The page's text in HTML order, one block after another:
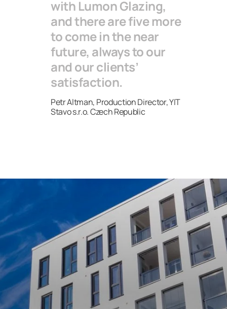
with Lumon Glazing,
and there are five more
to come in the near
future, always to our
and our clients’
satisfaction.
Petr Altman, Production Director, YIT
Stavo s.r.o. Czech Republic